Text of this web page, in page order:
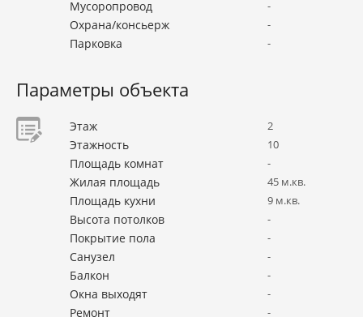
Мусоропровод -
Охрана/консьерж -
Парковка -
Параметры объекта
Этаж 2
Этажность 10
Площадь комнат -
Жилая площадь 45 м.кв.
Площадь кухни 9 м.кв.
Высота потолков -
Покрытие пола -
Санузел -
Балкон -
Окна выходят -
Ремонт -